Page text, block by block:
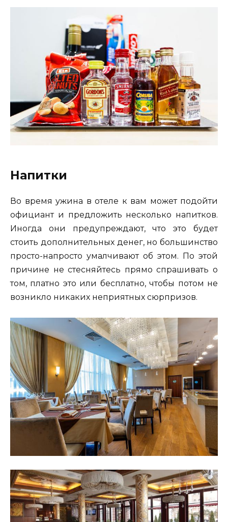
Напитки
Во время ужина в отеле к вам может подойти
официант и предложить несколько напитков.
Иногда они предупреждают, что это будет
стоить дополнительных денег, но большинство
просто-напросто умалчивают об этом. По этой
причине не стесняйтесь прямо спрашивать о
том, платно это или бесплатно, чтобы потом не
возникло никаких неприятных сюрпризов.